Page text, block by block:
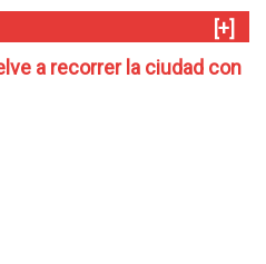
[+]
a recorrer la ciudad con